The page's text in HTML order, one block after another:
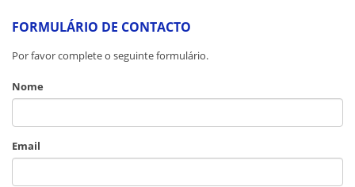
FORMULÁRIO DE CONTACTO
Por favor complete o seguinte formulário.
Nome
Email